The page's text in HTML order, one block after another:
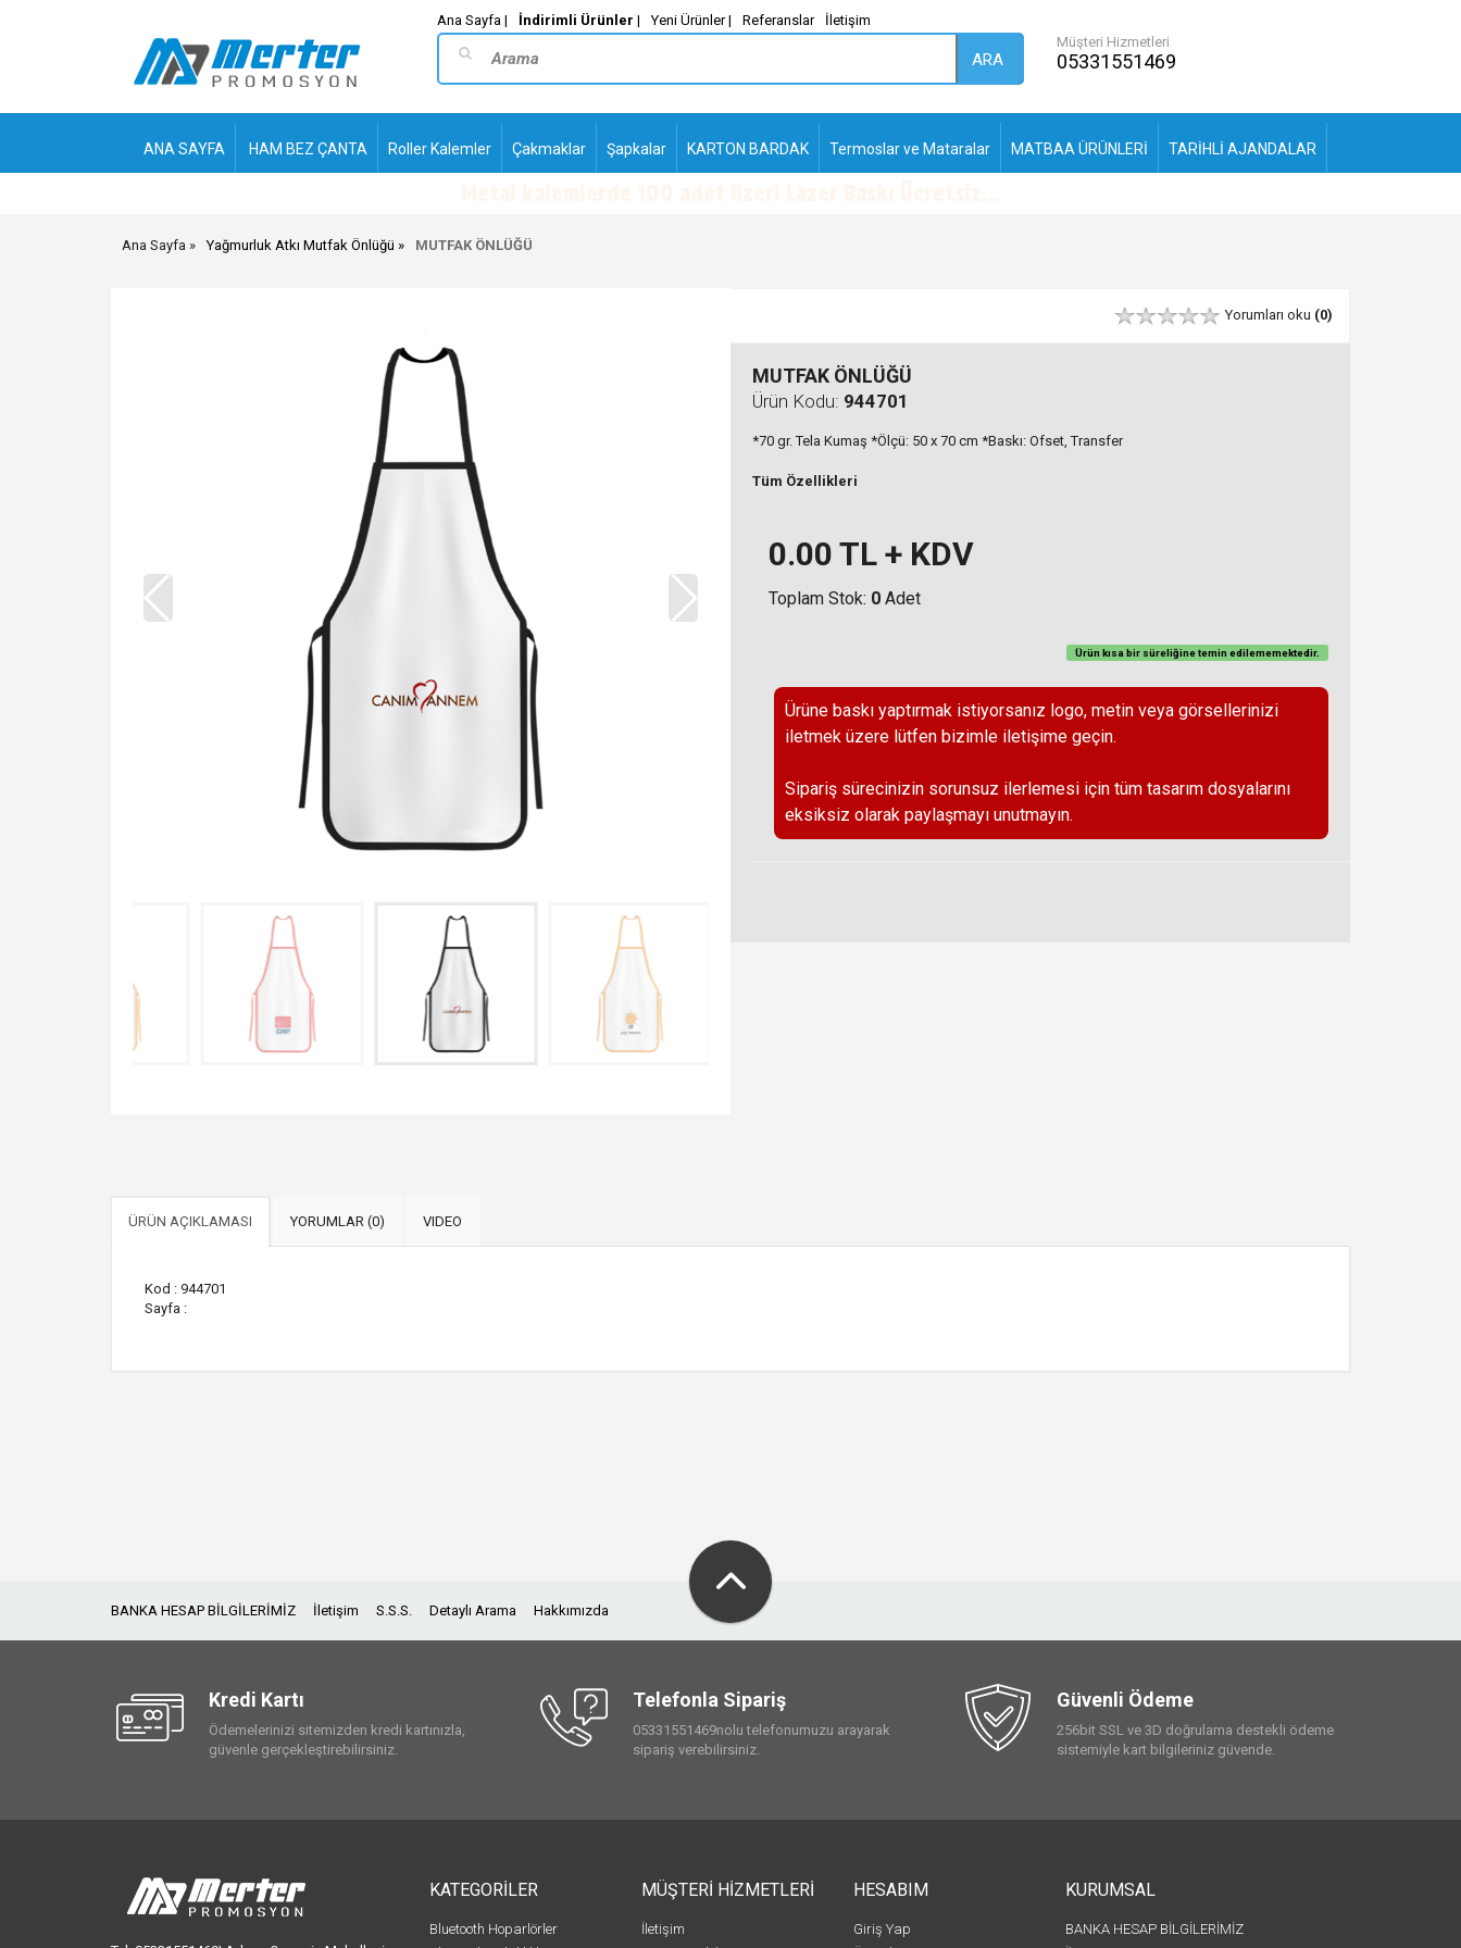
Ana Sayfa | İndirimli Ürünler | Yeni Ürünler | Referanslar İletişim
ARA
Müşteri Hizmetleri
05331551469
ANA SAYFA HAM BEZ ÇANTA Roller Kalemler Çakmaklar Şapkalar KARTON BARDAK Termoslar ve Mataralar MATBAA ÜRÜNLERİ TARİHLİ AJANDALAR
Ana Sayfa Yağmurluk Atkı Mutfak Önlüğü MUTFAK ÖNLÜĞÜ
Yorumları oku (0)
MUTFAK ÖNLÜĞÜ
Ürün Kodu: 944701
*70 gr. Tela Kumaş *Ölçü: 50 x 70 cm *Baskı: Ofset, Transfer
Tüm Özellikleri
0.00 TL + KDV
Toplam Stok: 0 Adet
Ürün kısa bir süreliğine teminedilememektedir.
Ürüne baskı yaptırmak istiyorsanız logo, metin veya görsellerinizi
iletmek üzere lütfen bizimle iletişime geçin.
Sipariş sürecinizin sorunsuz ilerlemesi için tüm tasarım dosyalarını
eksiksiz olarak paylaşmayı unutmayın.
ÜRÜN AÇIKLAMASI YORUMLAR (0) VIDEO
Kod : 944701
Sayfa :
BANKA HESAP BİLGİLERİMİZ İletişim S.S.S. Detaylı Arama Hakkımızda
Kredi Kartı
Ödemelerinizi sitemizden kredi kartınızla,
güvenle gerçekleştirebilirsiniz.
Telefonla Sipariş
05331551469nolu telefonumuzu arayarak
sipariş verebilirsiniz.
Güvenli Ödeme
256bit SSL ve 3D doğrulama destekli ödeme
sistemiyle kart bilgileriniz güvende.
KATEGORİLER
Bluetooth Hoparlörler
MÜŞTERİ HİZMETLERİ
İletişim
HESABIM
Giriş Yap
KURUMSAL
BANKA HESAP BİLGİLERİMİZ